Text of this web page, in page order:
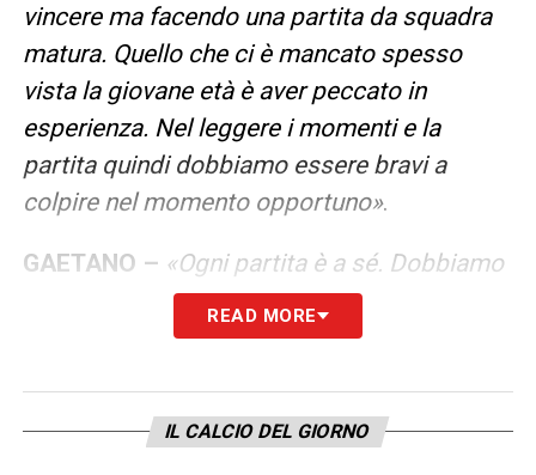
vincere ma facendo una partita da squadra
matura. Quello che ci è mancato spesso
vista la giovane età è aver peccato in
esperienza. Nel leggere i momenti e la
partita quindi dobbiamo essere bravi a
colpire nel momento opportuno».
GAETANO – «Ogni partita è a sé. Dobbiamo
“sfogliare la margherita”. Gaetano ci da
caratteristiche che non ci da nessuno quindi
verticale non possiamo fare a meno di lui.
Joseph ha fermato Bernabè e Nico Paz ma
READ MORE
IL CALCIO DEL GIORNO